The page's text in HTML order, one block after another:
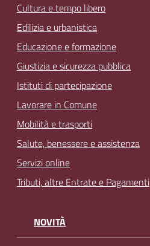
Cultura e tempo libero
Edilizia e urbanistica
Educazione e formazione
Giustizia e sicurezza pubblica
Istituti di partecipazione
Lavorare in Comune
Mobilità e trasporti
Salute, benessere e assistenza
Servizi online
Tributi, altre Entrate e Pagamenti
NOVITÀ